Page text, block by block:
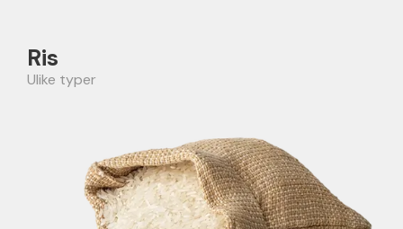
Ris
Ulike typer